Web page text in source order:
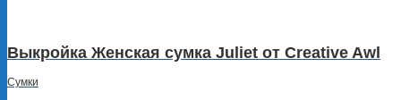
Выкройка Женская сумка Juliet от Creative Awl
Сумки